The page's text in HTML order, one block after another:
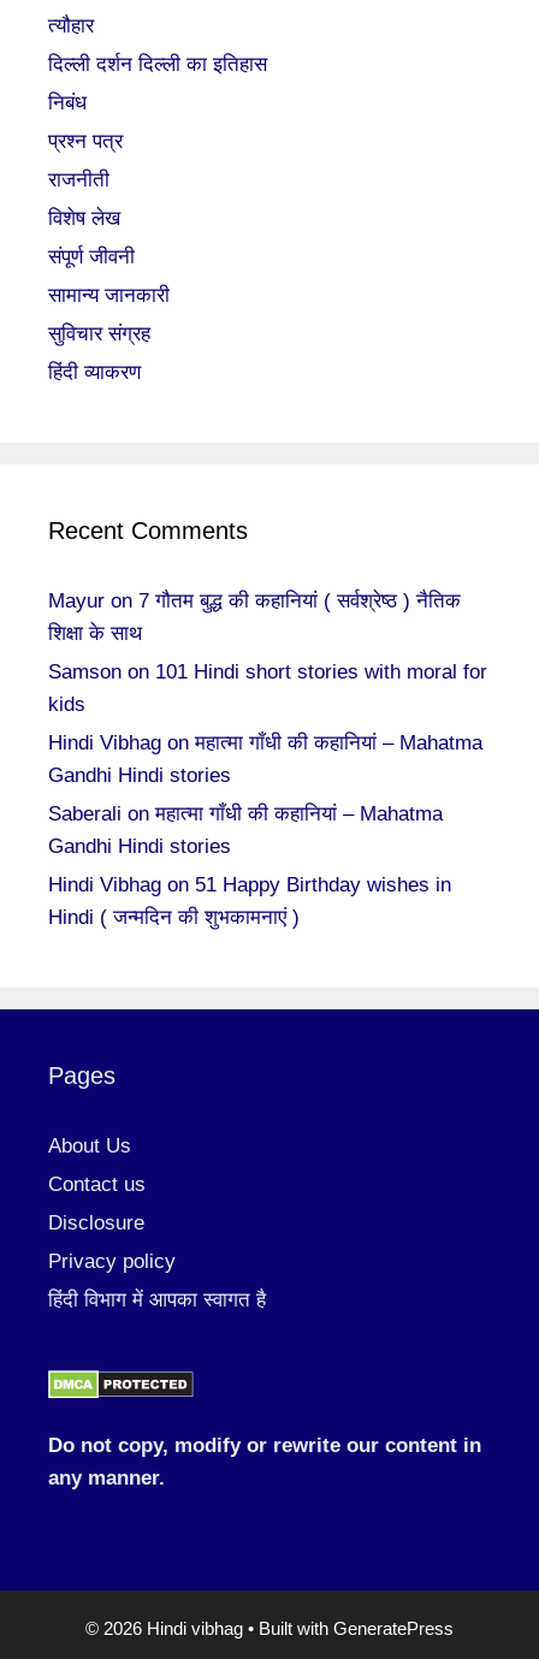
त्यौहार
दिल्ली दर्शन दिल्ली का इतिहास
निबंध
प्रश्न पत्र
राजनीती
विशेष लेख
संपूर्ण जीवनी
सामान्य जानकारी
सुविचार संग्रह
हिंदी व्याकरण
Recent Comments
Mayur on 7 गौतम बुद्ध की कहानियां ( सर्वश्रेष्ठ ) नैतिक
शिक्षा के साथ
Samson on 101 Hindi short stories with moral for
kids
Hindi Vibhag onमहात्मा गाँधी की कहानियां – Mahatma
Gandhi Hindi stories
Saberali onमहात्मा गाँधी की कहानियां – Mahatma
Gandhi Hindi stories
Hindi Vibhag on 51 Happy Birthday wishes in
Hindi ( जन्मदिन की शुभकामनाएं )
Pages
About Us
Contact us
Disclosure
Privacy policy
हिंदी विभाग में आपका स्वागत है
Do not copy, modify or rewrite our content in
any manner.
© 2026 Hindi vibhag • Built with GeneratePress